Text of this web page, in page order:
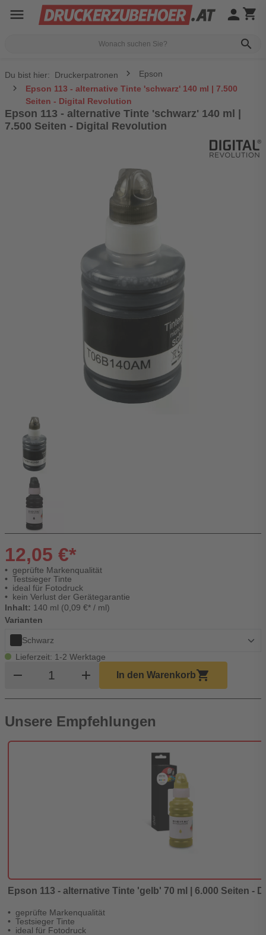
menu
search
person shopping_cart
Du bist hier: Druckerpatronen
Epson
Epson 113 - alternative Tinte 'schwarz' 140 ml | 7.500
Seiten - Digital Revolution
Epson 113 - alternative Tinte 'schwarz' 140 ml |
7.500 Seiten - Digital Revolution
12,05 €*
geprüfte Markenqualität
Testsieger Tinte
ideal für Fotodruck
kein Verlust der Gerätegarantie
Inhalt: 140 ml (0,09 €* / ml)
Varianten
Schwarz
Lieferzeit: 1-2 Werktage
remove Produkt Warenkorb Menge
add In den Warenkorbshopping_cart
Unsere Empfehlungen
Epson 113 - alternative Tinte 'gelb' 70 ml | 6.000 Seiten -
geprüfte Markenqualität
Testsieger Tinte
ideal für Fotodruck